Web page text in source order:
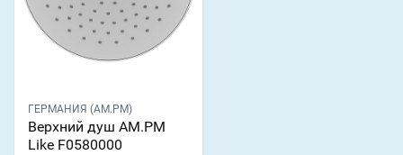
ГЕРМАНИЯ (AM.PM)
Верхний душ AM.PM
Like F0580000